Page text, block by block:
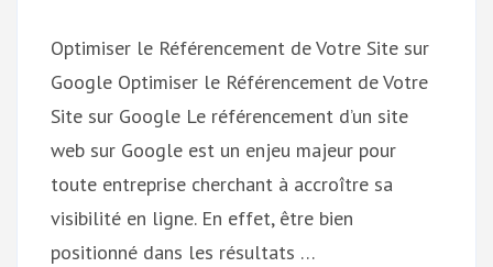
Optimiser le Référencement de Votre Site sur
Google Optimiser le Référencement de Votre
Site sur Google Le référencement d’un site
web sur Google est un enjeu majeur pour
toute entreprise cherchant à accroître sa
visibilité en ligne. En effet, être bien
positionné dans les résultats …